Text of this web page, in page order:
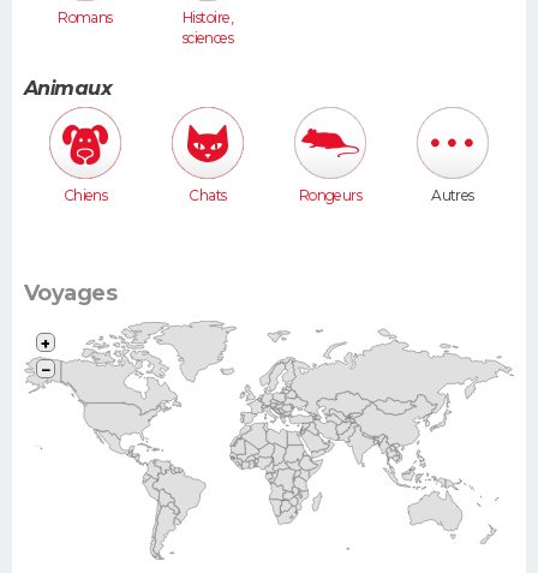
Romans
Histoire,
sciences
Animaux
Chiens Chats Rongeurs Autres
Voyages
+
−